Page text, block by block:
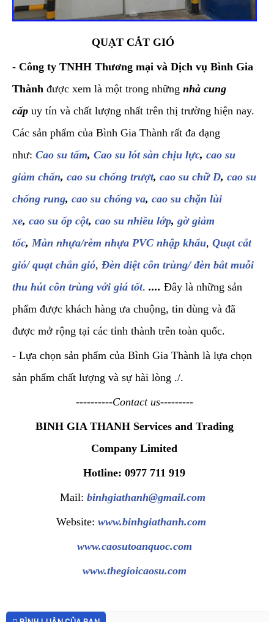
QUẠT CẮT GIÓ
- Công ty TNHH Thương mại và Dịch vụ Bình Gia
Thành được xem là một trong những nhà cung
cấp uy tín và chất lượng nhất trên thị trường hiện nay.
Các sản phẩm của Bình Gia Thành rất đa dạng
như: Cao su tấm, Cao su lót sàn chịu lực, cao su
giảm chấn, cao su chống trượt, cao su chữ D, cao su
chống rung, cao su chống va, cao su chặn lùi
xe, cao su ốp cột, cao su nhiều lớp, gờ giảm
tốc, Màn nhựa/rèm nhựa PVC nhập khẩu, Quạt cắt
gió/ quạt chắn gió, Đèn diệt côn trùng/ đèn bắt muỗi
thu hút côn trùng với giá tốt. .... Đây là những sản
phẩm được khách hàng ưa chuộng, tin dùng và đã
được mở rộng tại các tỉnh thành trên toàn quốc.
- Lựa chọn sản phẩm của Bình Gia Thành là lựa chọn
sản phẩm chất lượng và sự hài lòng ./.
----------Contact us---------
BINH GIA THANH Services and Trading
Company Limited
Hotline: 0977 711 919
Mail:binhgiathanh@gmail.com
Website:www.binhgiathanh.com
www.caosutoanquoc.com
www.thegioicaosu.com